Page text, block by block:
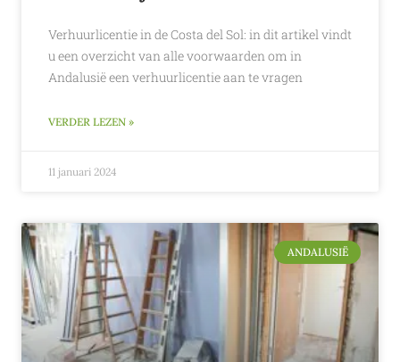
Verhuurlicentie in de Costa del Sol: in dit artikel vindt
u een overzicht van alle voorwaarden om in
Andalusië een verhuurlicentie aan te vragen
VERDER LEZEN »
11 januari 2024
ANDALUSIË